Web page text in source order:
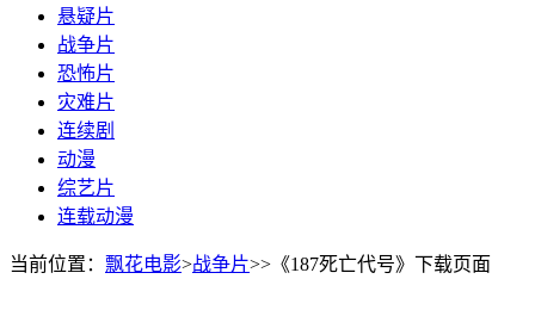
悬疑片
战争片
恐怖片
灾难片
连续剧
动漫
综艺片
连载动漫
当前位置： 飘花电影>战争片>>《187死亡代号》下载页面